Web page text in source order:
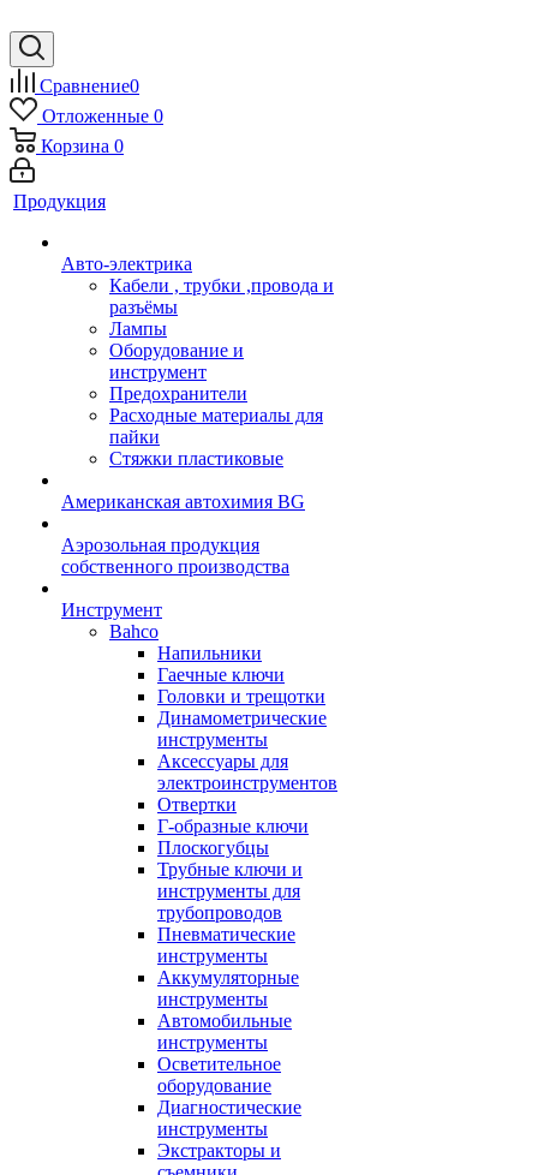
Сравнение0
Отложенные 0
Корзина 0
Продукция
Авто-электрика
Кабели , трубки ,провода и
разъёмы
Лампы
Оборудование и
инструмент
Предохранители
Расходные материалы для
пайки
Стяжки пластиковые
Американская автохимия BG
Аэрозольная продукция
собственного производства
Инструмент
Bahco
Напильники
Гаечные ключи
Головки и трещотки
Динамометрические
инструменты
Аксессуары для
электроинструментов
Отвертки
Г-образные ключи
Плоскогубцы
Трубные ключи и
инструменты для
трубопроводов
Пневматические
инструменты
Аккумуляторные
инструменты
Автомобильные
инструменты
Осветительное
оборудование
Диагностические
инструменты
Экстракторы и